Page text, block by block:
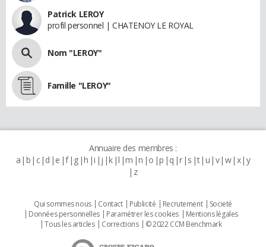
Patrick LEROY
profil personnel | CHATENOY LE ROYAL
Nom "LEROY"
Famille "LEROY"
Annuaire des membres :
a b c d e f g h i j k l m n o p q r s t u v w x y
z
Qui sommes nous Contact Publicité Recrutement
Societé
Données personnelles
Paramétrer les cookies
Mentions légales
Tous les articles
Corrections © 2022 CCM Benchmark